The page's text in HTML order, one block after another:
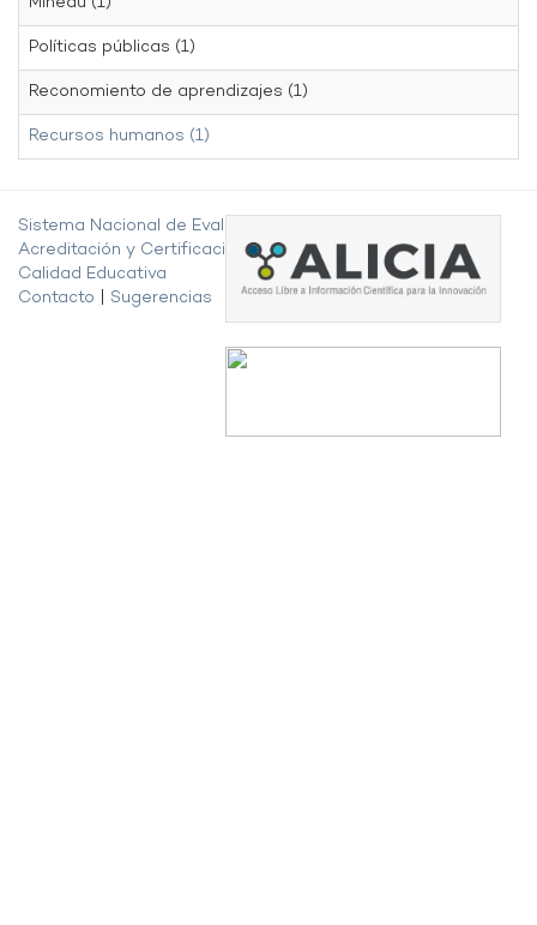
Políticas públicas (1)
Reconomiento de aprendizajes (1)
Recursos humanos (1)
Sistema Nacional de Evaluación,
Acreditación y Certificación de la
Calidad Educativa
Contacto
Sugerencias